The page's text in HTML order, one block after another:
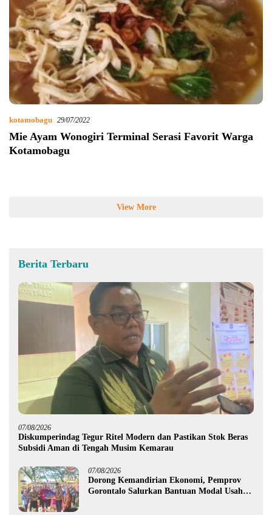
kotamobagu 29/07/2022
Mie Ayam Wonogiri Terminal Serasi Favorit Warga
Kotamobagu
View More
Berita Terbaru
07/08/2026
Diskumperindag Tegur Ritel Modern dan Pastikan Stok Beras
Subsidi Aman di Tengah Musim Kemarau
07/08/2026
Dorong Kemandirian Ekonomi, Pemprov
Gorontalo Salurkan Bantuan Modal Usaha